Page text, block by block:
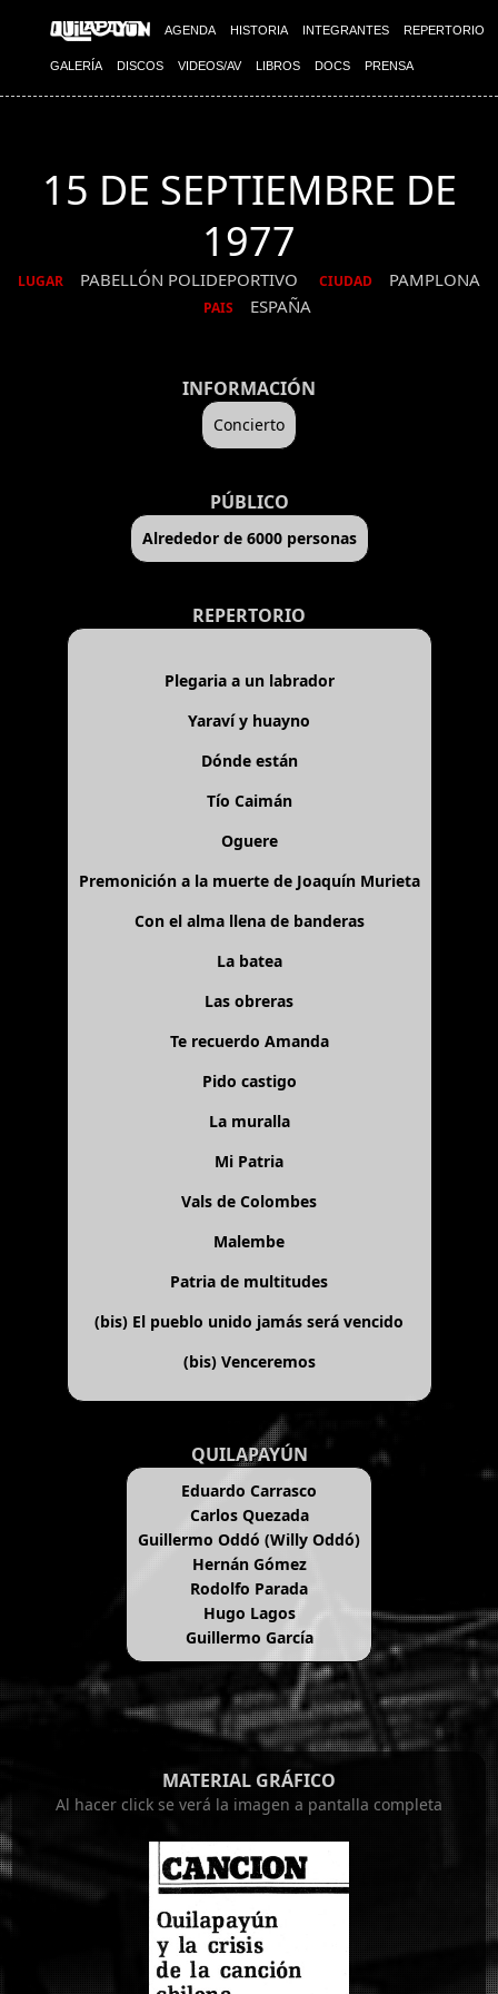
AGENDA HISTORIA INTEGRANTES REPERTORIO
GALERÍA DISCOS VIDEOS/AV LIBROS DOCS PRENSA
15 DE SEPTIEMBRE DE
1977
LUGAR PABELLÓN POLIDEPORTIVO CIUDAD PAMPLONA
PAIS ESPAÑA
INFORMACIÓN
Concierto
PÚBLICO
Alrededor de 6000 personas
REPERTORIO
Plegaria a un labrador
Yaraví y huayno
Dónde están
Tío Caimán
Oguere
Premonición a la muerte de Joaquín Murieta
Con el alma llena de banderas
La batea
Las obreras
Te recuerdo Amanda
Pido castigo
La muralla
Mi Patria
Vals de Colombes
Malembe
Patria de multitudes
(bis) El pueblo unido jamás será vencido
(bis) Venceremos
QUILAPAYÚN
Eduardo Carrasco
Carlos Quezada
Guillermo Oddó (Willy Oddó)
Hernán Gómez
Rodolfo Parada
Hugo Lagos
Guillermo García
MATERIAL GRÁFICO
Al hacer click se verá la imagen a pantalla completa